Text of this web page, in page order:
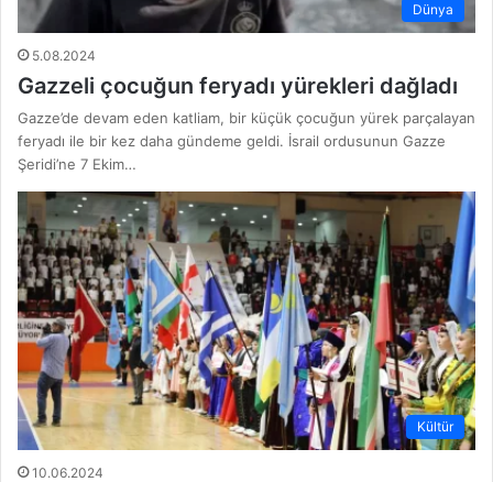
Dünya
5.08.2024
Gazzeli çocuğun feryadı yürekleri dağladı
Gazze’de devam eden katliam, bir küçük çocuğun yürek parçalayan
feryadı ile bir kez daha gündeme geldi. İsrail ordusunun Gazze
Şeridi’ne 7 Ekim…
Kültür
10.06.2024